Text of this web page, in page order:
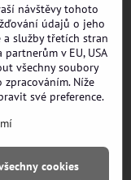
návštěvy tohoto
údajů o jeho
služby třetích stran
v EU, USA
všechny soubory
Níže
své preference.
cookies